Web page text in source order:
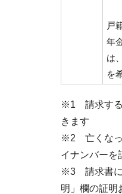
戸
年
は
を
※1 請求する
きます
※2 亡くなっ
イナンバーを
※3 請求書に
明」欄の証明